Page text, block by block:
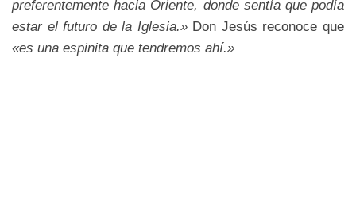
preferentemente hacia Oriente, donde sentía que podía
estar el futuro de la Iglesia.»Don Jesús reconoce que
«es una espinita que tendremos ahí.»